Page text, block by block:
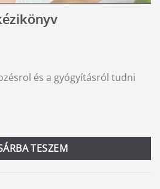
és a gyógyításról tudni
TESZEM